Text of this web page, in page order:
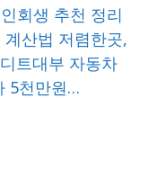
회생 추천 정리
산법 저렴한곳,
트대부 자동차
5천만원…